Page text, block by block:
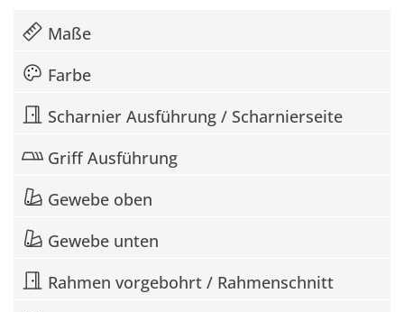
Maße
Farbe
Scharnier Ausführung / Scharnierseite
Griff Ausführung
Gewebe oben
Gewebe unten
Rahmen vorgebohrt / Rahmenschnitt